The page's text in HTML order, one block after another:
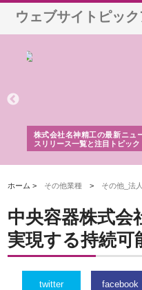
ウェブサイトピッ
株式会社名神精工の最新ニュ
スリリース一覧と注目トピック
ホーム > その他業種 > その他_法
中央容器株式会
実現する持続可
twitter facebook